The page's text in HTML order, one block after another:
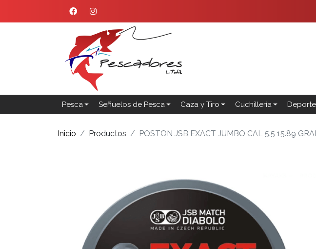
Pesca Señuelos de Pesca Caza y Tiro Cuchillería
Inicio Productos POSTON JSB EXACT JUMBO CAL 5.5 15.89